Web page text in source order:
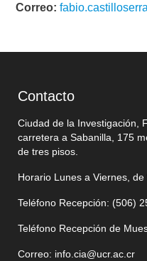
Correo:
Contacto
Ciudad de la Investigación,
carretera a Sabanilla, 175
de tres pisos.
Horario Lunes a Viernes,
Teléfono Recepción: (506)
Teléfono Recepción de
Correo: info.cia@ucr.ac.cr